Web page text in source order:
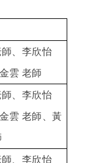
、李欣怡
雲 老師
、李欣怡
雲 老師、黃
、李欣怡